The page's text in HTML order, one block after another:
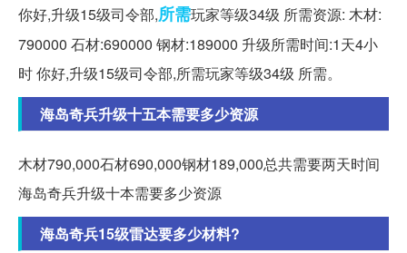
你好,升级15级司令部,所需玩家等级34级 所需资源: 木材:
790000 石材:690000 钢材:189000 升级所需时间:1天4小
时 你好,升级15级司令部,所需玩家等级34级 所需。
海岛奇兵升级十五本需要多少资源
木材790,000石材690,000钢材189,000总共需要两天时间
海岛奇兵升级十本需要多少资源
海岛奇兵15级雷达要多少材料?